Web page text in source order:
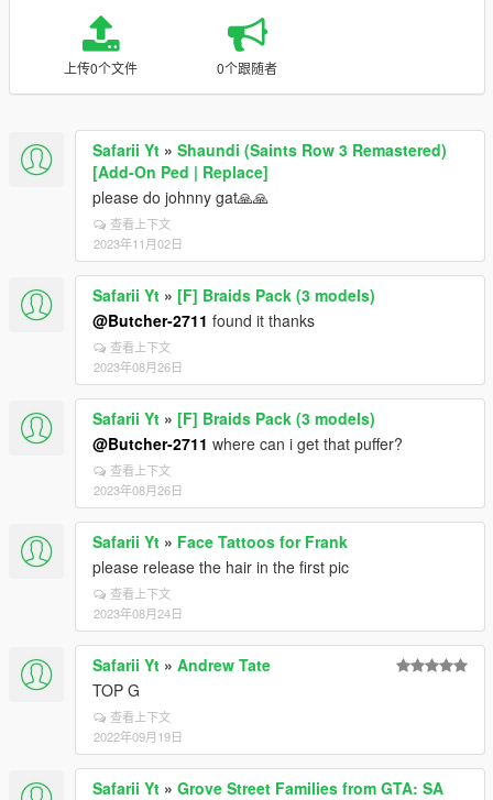
上传0个文件 0个跟随者
Safarii Yt » Shaundi (Saints Row 3 Remastered)
[Add-On Ped | Replace]
please do johnny gat🙏🙏
查看上下文
2023年11月02日
Safarii Yt » [F] Braids Pack (3 models)
@Butcher-2711 found it thanks
查看上下文
2023年08月26日
Safarii Yt » [F] Braids Pack (3 models)
@Butcher-2711 where can i get that puffer?
查看上下文
2023年08月26日
Safarii Yt » Face Tattoos for Frank
please release the hair in the first pic
查看上下文
2023年08月24日
Safarii Yt » Andrew Tate
TOP G
查看上下文
2022年09月19日
Safarii Yt » Grove Street Families from GTA: SA